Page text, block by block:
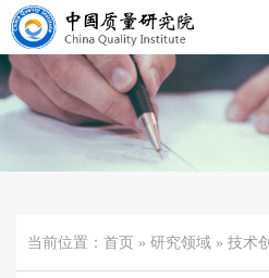
当前位置： 首页 » 研究领域 » 技术